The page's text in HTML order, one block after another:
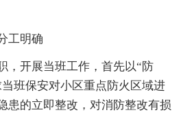
工明确
，开展当班工作，首先以“防
班保安对小区重点防火区域进
患的立即整改，对消防整改有损